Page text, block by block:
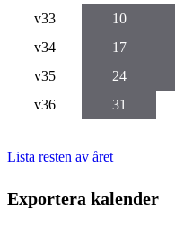
v33
10
v34
17
v35
24
v36
31
Lista resten av året
Exportera kalender